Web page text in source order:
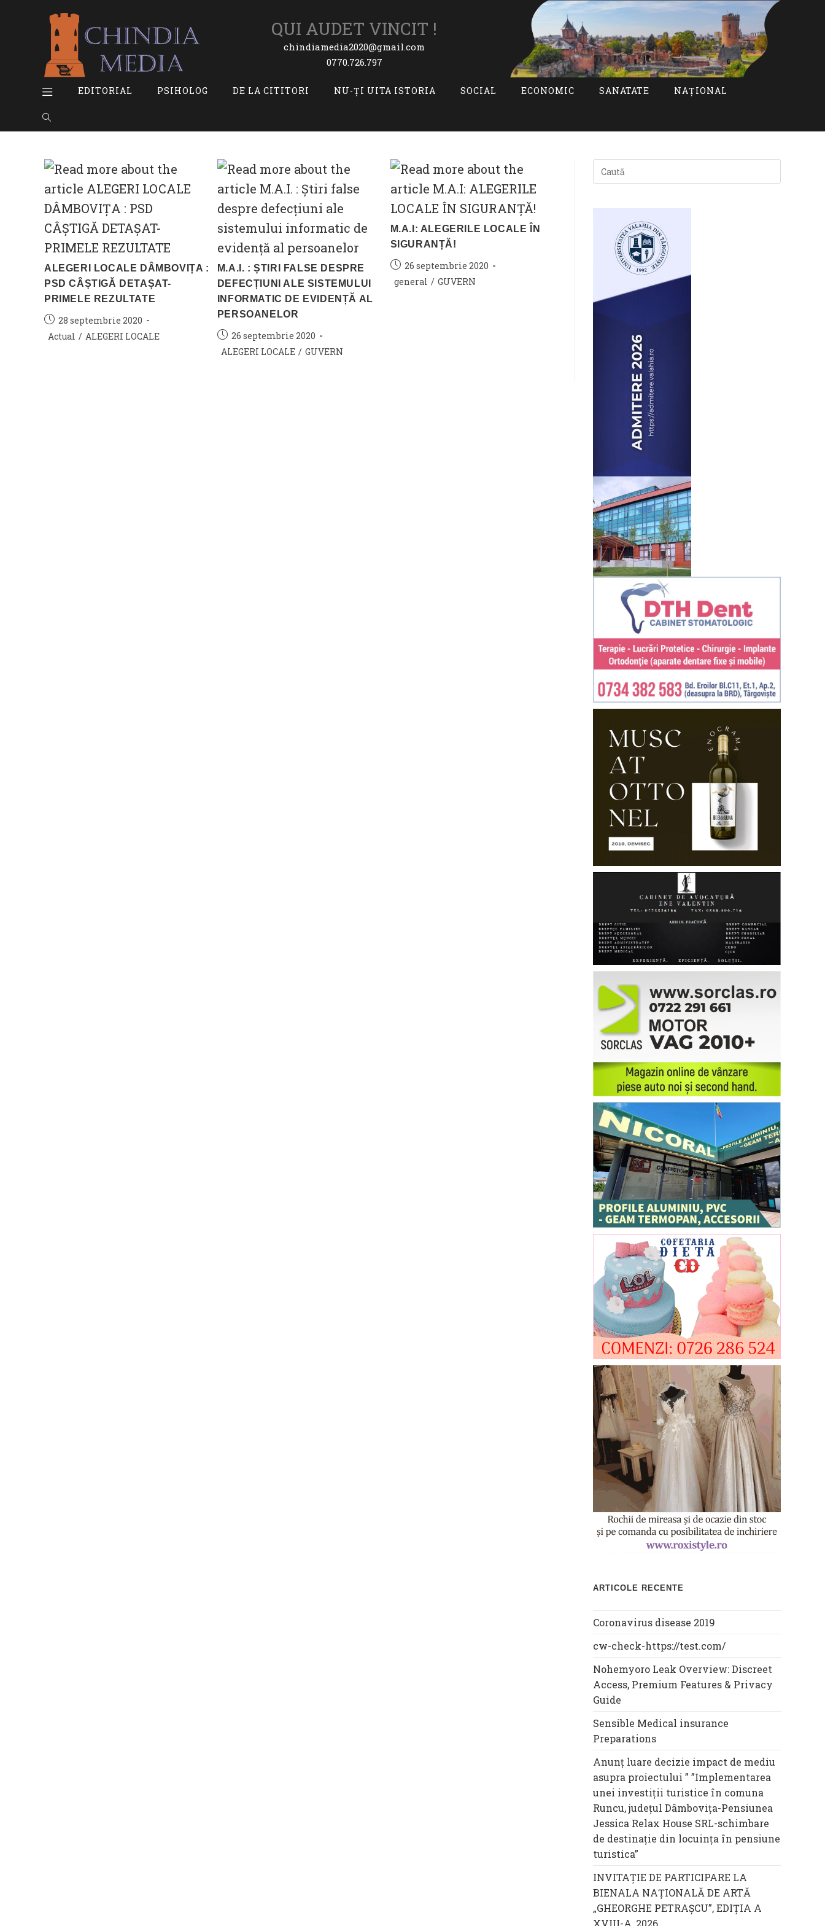
QUI AUDET VINCIT !
chindiamedia2020@gmail.com
0770.726.797
EDITORIAL PSIHOLOG DE LA CITITORI NU-ȚI UITA ISTORIA SOCIAL ECONOMIC SANATATE NAȚIONAL
TOGGLE
SEARCH
ALEGERI LOCALE DÂMBOVIȚA :
PSD CÂȘTIGĂ DETAȘAT-
PRIMELE REZULTATE
Post
published:
28 septembrie 2020
Post
Actual / ALEGERI LOCALE
M.A.I. : ȘTIRI FALSE DESPRE
DEFECȚIUNI ALE SISTEMULUI
INFORMATIC DE EVIDENȚĂ AL
PERSOANELOR
Post
published:
26 septembrie 2020
Post
ALEGERI LOCALE / GUVERN
M.A.I: ALEGERILE LOCALE ÎN
SIGURANȚĂ!
Post
published:
26 septembrie 2020
Post
general / GUVERN
ARTICOLE RECENTE
Coronavirus disease 2019
cw-check-https://test.com/
Nohemyoro Leak Overview: Discreet
Access, Premium Features & Privacy
Guide
Sensible Medical insurance
Preparations
Anunț luare decizie impact de mediu
asupra proiectului ” ”Implementarea
unei investiții turistice în comuna
Runcu, județul Dâmbovița-Pensiunea
Jessica Relax House SRL-schimbare
de destinație din locuința în pensiune
turistica”
INVITAȚIE DE PARTICIPARE LA
BIENALA NAȚIONALĂ DE ARTĂ
„GHEORGHE PETRAȘCU”, EDIŢIA A
XVIII-A, 2026